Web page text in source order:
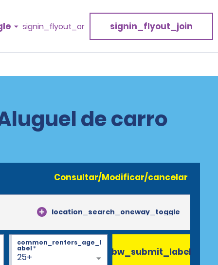
signin_flyout_or signin_flyout_join
de carro
Consultar/Modificar/cancelar
location_search_oneway_toggle
25+
common_renters_age_l
abel* bw_submit_label